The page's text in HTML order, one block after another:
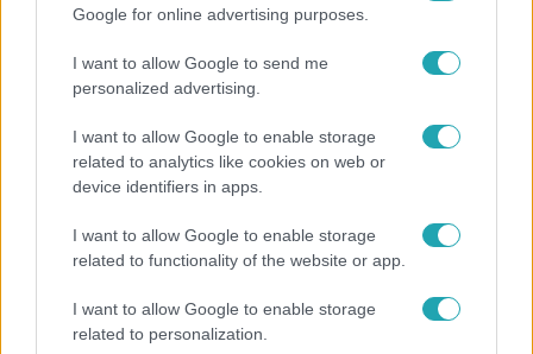
Google for online advertising purposes.
I want to allow Google to send me
personalized advertising.
I want to allow Google to enable storage
related to analytics like cookies on web or
device identifiers in apps.
I want to allow Google to enable storage
related to functionality of the website or app.
I want to allow Google to enable storage
related to personalization.
2023. december 20. 20:15
„Megpróbálom tanítani a lányodat” – Zsuzsi úgy
döntött, megteszi, amit szerinte Paulina mamának
nem sikerült